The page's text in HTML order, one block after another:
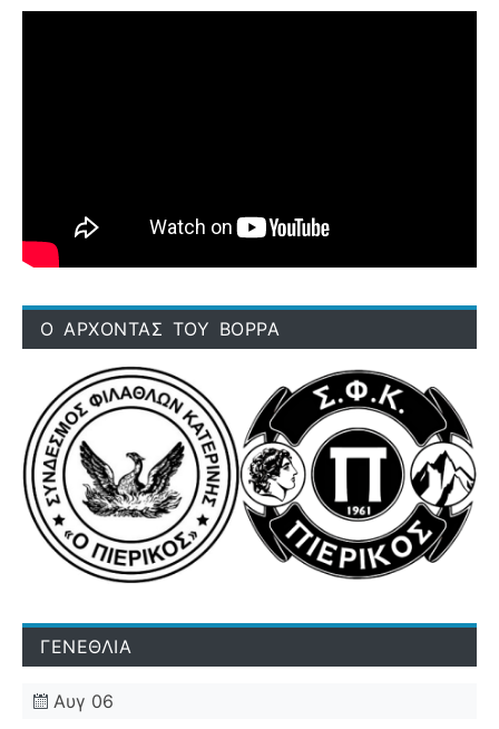
Ο ΑΡΧΟΝΤΑΣ ΤΟΥ ΒΟΡΡΑ
ΓΕΝΕΘΛΙΑ
Αυγ 06